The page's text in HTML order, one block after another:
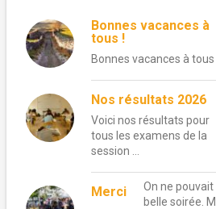
Bonnes vacances à
tous !
Bonnes vacances à tous
Nos résultats 2026
Voici nos résultats pour
tous les examens de la
session …
Merci
On ne
belle soirée.